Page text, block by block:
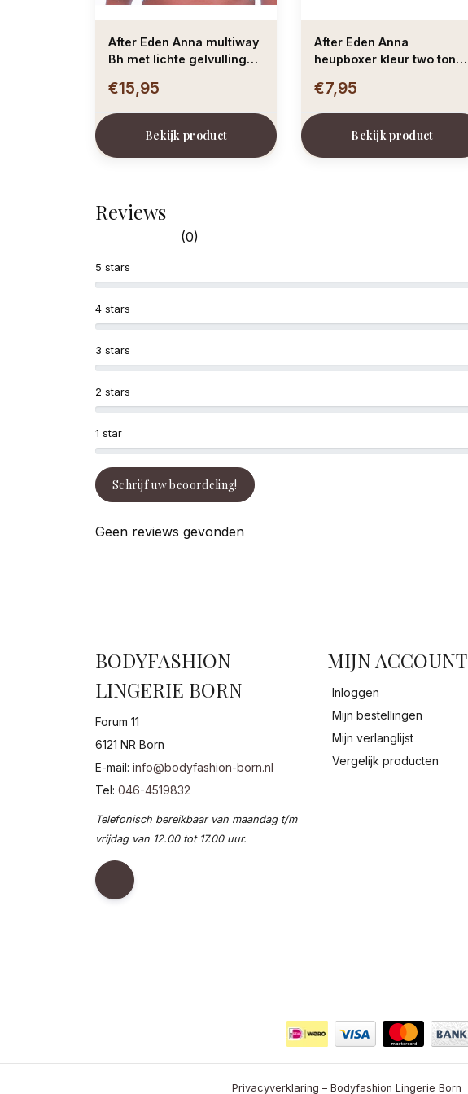
After Eden Anna multiway
Bh met lichte gelvulling
kleur two tone green
€15,95
Bekijk product
After Eden Anna
heupboxer kleur two tone
€7,95
Bekijk product
Reviews
(0)
1 star
2 stars
3 stars
4 stars
5 stars
Schrijf uw beoordeling!
Geen reviews gevonden
BODYFASHION
LINGERIE BORN
Forum 11
6121 NR Born
E-mail: info@bodyfashion-born.nl
Tel: 046-4519832
Telefonisch bereikbaar van maandag t/m
vrijdag van 12.00 tot 17.00 uur.
MIJN ACCOUNT
Inloggen
Mijn bestellingen
Mijn verlanglijst
Vergelijk producten
Privacyverklaring – Bodyfashion Lingerie Born